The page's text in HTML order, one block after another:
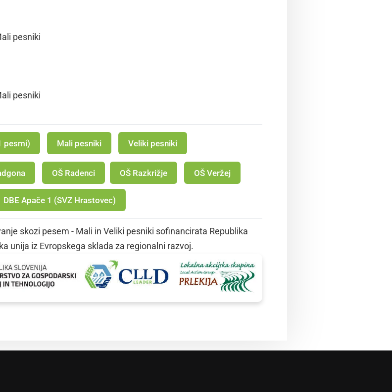
pesniki
pesniki
pesmi) Mali pesniki Veliki pesniki
OŠ Radenci OŠ Razkrižje OŠ Veržej
DBE Apače 1 (SVZ Hrastovec)
skozi pesem - Mali in Veliki pesniki sofinancirata Republika
unija iz Evropskega sklada za regionalni razvoj.